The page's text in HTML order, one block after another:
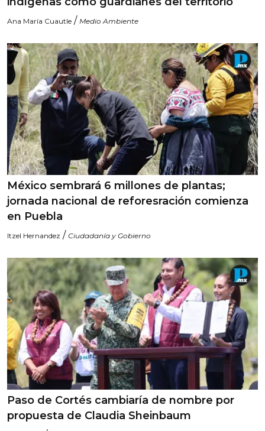
Ana María Cuautle / Medio Ambiente
México sembrará 6 millones de plantas;
jornada nacional de reforesración comienza
en Puebla
Itzel Hernandez / Ciudadanía y Gobierno
Paso de Cortés cambiaría de nombre por
propuesta de Claudia Sheinbaum